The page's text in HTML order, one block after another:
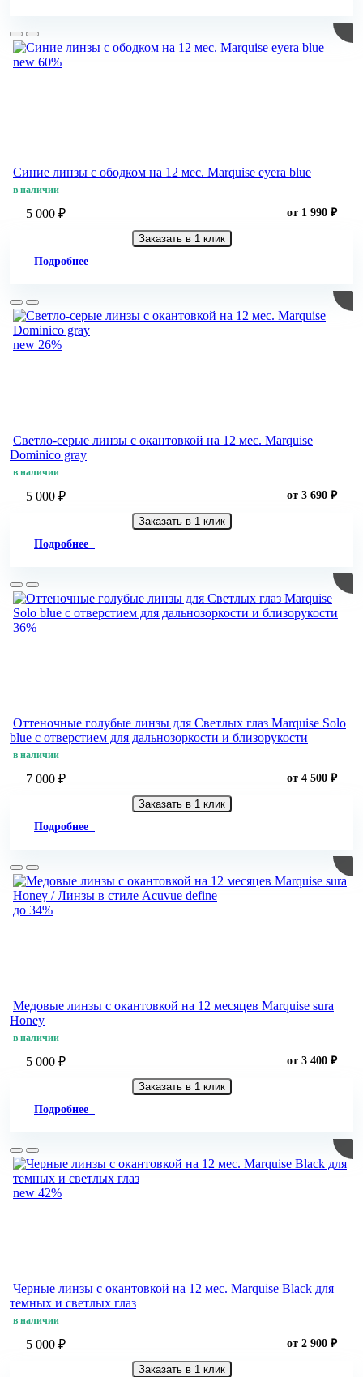
new 60%
Синие линзы с ободком на 12 мес. Marquise eyera blue
в наличии
5 000 ₽ от 1 990 ₽
Заказать в 1 клик
Подробнее
new 26%
Светло-серые линзы c окантовкой на 12 мес. Marquise
Dominico gray
в наличии
5 000 ₽ от 3 690 ₽
Заказать в 1 клик
Подробнее
36%
Оттеночные голубые линзы для Светлых глаз Marquise Solo
blue с отверстием для дальнозоркости и близорукости
в наличии
7 000 ₽ от 4 500 ₽
Заказать в 1 клик
Подробнее
до 34%
Медовые линзы с окантовкой на 12 месяцев Marquise sura
Honey
в наличии
5 000 ₽ от 3 400 ₽
Заказать в 1 клик
Подробнее
new 42%
Черные линзы c окантовкой на 12 мес. Marquise Black для
темных и светлых глаз
в наличии
5 000 ₽ от 2 900 ₽
Заказать в 1 клик